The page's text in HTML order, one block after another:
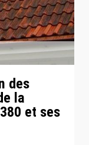
des
la
et ses